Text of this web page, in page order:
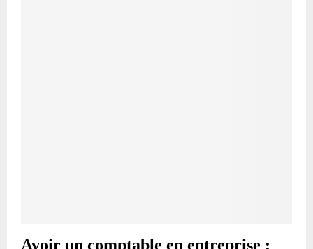
Avoir un comptable en entreprise :